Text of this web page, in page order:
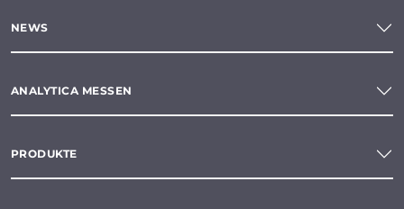
NEWS
ANALYTICA MESSEN
PRODUKTE